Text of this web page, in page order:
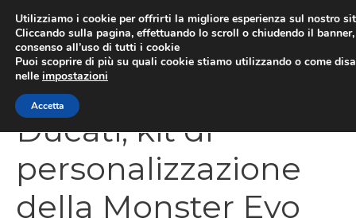
contenuto
Ducati, kit di
personalizzazione
della Monster Evo
Utilizziamo i cookie per offrirti la migliore esperienza sul nostro
Cliccando sulla pagina, effettuando lo scroll o chiudendo il
consenso all’uso di tutti i cookie
Puoi scoprire di più su quali cookie stiamo utilizzando o come
nelle impostazioni
Accetta